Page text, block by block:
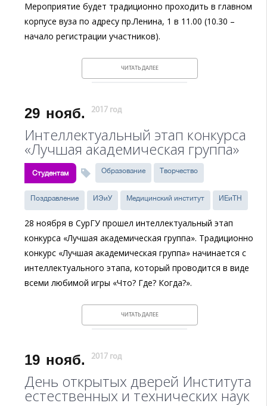
Мероприятие будет традиционно проходить в главном
корпусе вуза по адресу пр.Ленина, 1 в 11.00 (10.30 –
начало регистрации участников).
ЧИТАТЬ ДАЛЕЕ
29 нояб. 2017 год
Интеллектуальный этап конкурса
«Лучшая академическая группа»
Студентам Образование Творчество
Поздравление ИЭиУ Медицинский институт ИЕиТН
28 ноября в СурГУ прошел интеллектуальный этап
конкурса «Лучшая академическая группа». Традиционно
конкурс «Лучшая академическая группа» начинается с
интеллектуального этапа, который проводится в виде
всеми любимой игры «Что? Где? Когда?».
ЧИТАТЬ ДАЛЕЕ
19 нояб. 2017 год
День открытых дверей Института
естественных и технических наук